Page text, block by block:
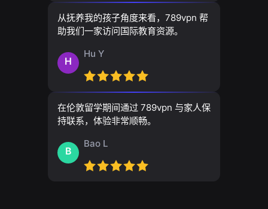
从抚养我的孩子角度来看，789vpn 帮
助我们一家访问国际教育资源。
H
Hu Y
在伦敦留学期间通过 789vpn 与家人保
持联系，体验非常顺畅。
B
Bao L